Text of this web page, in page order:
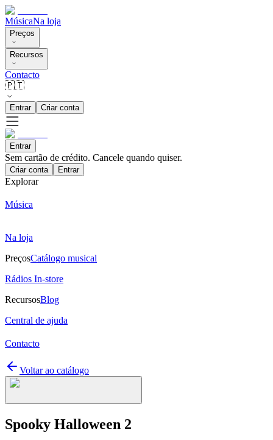
MúsicaNa loja
Preços
Recursos
Contacto
🇵🇹
Entrar Criar conta
Entrar
Sem cartão de crédito. Cancele quando quiser.
Criar conta Entrar
Explorar
Música
Na loja
PreçosCatálogo musical
Rádios In-store
RecursosBlog
Central de ajuda
Contacto
Voltar ao catálogo
Spooky Halloween 2